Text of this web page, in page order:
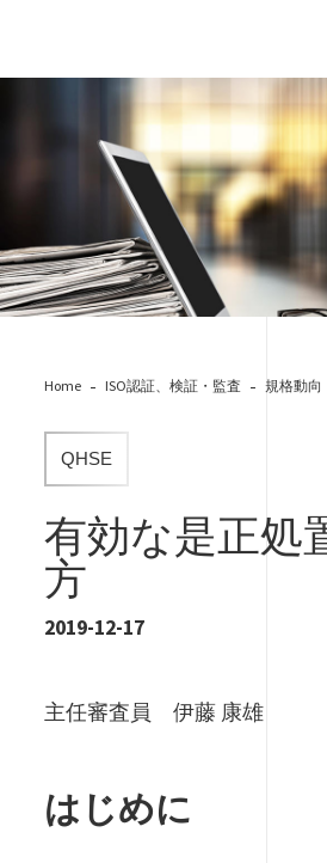
AdobeStock_245009379.jpeg
Home ISO認証、検証・監査 規格動向
QHSE
有効な是正処
方
2019-12-17
主任審査員 伊藤 康雄
はじめに